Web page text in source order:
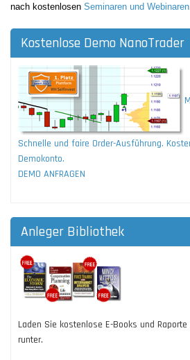
nach kostenlosen Seminaren und Webinaren
Kostenlose Demo NanoTrader
Schnelle und faire Order-Ausführung.
Demokonto.
DEMO ANFRAGEN
Anleger Bibliothek
Laden Sie kostenlose E-Books und
runter.